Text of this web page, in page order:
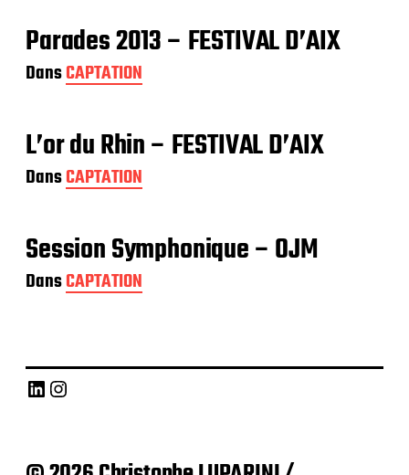
Parades 2013 – FESTIVAL D’AIX
DansCAPTATION
L’or du Rhin – FESTIVAL D’AIX
DansCAPTATION
Session Symphonique – OJM
DansCAPTATION
LinkedIn Instagram